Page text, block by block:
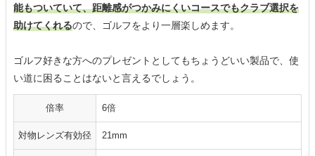
能もついていて、距離感がつかみにくいコースでもクラブ選択を
助けてくれるので、ゴルフをより一層楽しめます。
ゴルフ好きな方へのプレゼントとしてもちょうどいい製品で、使
い道に困ることはないと言えるでしょう。
倍率 6倍
対物レンズ有効径 21mm